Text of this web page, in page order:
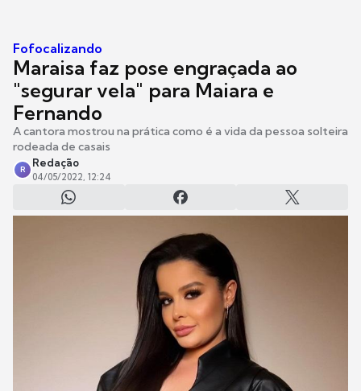
Fofocalizando
Maraisa faz pose engraçada ao
"segurar vela" para Maiara e
Fernando
A cantora mostrou na prática como é a vida da pessoa solteira
rodeada de casais
R
Redação
04/05/2022, 12:24